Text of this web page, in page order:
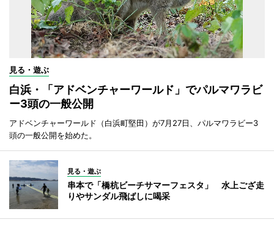
見る・遊ぶ
白浜・「アドベンチャーワールド」でパルマワラビ
ー3頭の一般公開
アドベンチャーワールド（白浜町堅田）が7月27日、パルマワラビー3
頭の一般公開を始めた。
見る・遊ぶ
串本で「橋杭ビーチサマーフェスタ」 水上ござ走
りやサンダル飛ばしに喝采